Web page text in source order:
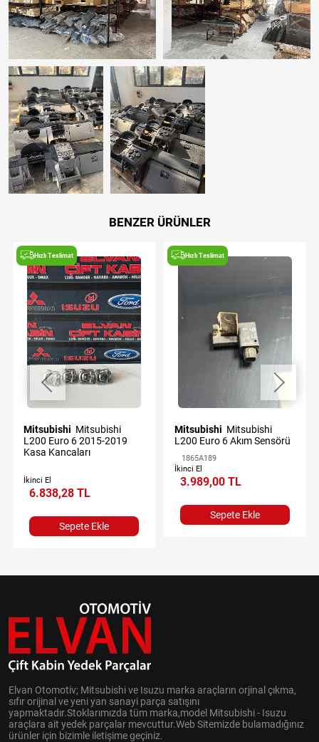
BENZER ÜRÜNLER
Hızlı Teslimat
Mitsubishi
L200 Euro 6 2015-2019
Kasa Kancaları
İkinci El
6.838,28 TL
Sepete Ekle
Hızlı Teslimat
Mitsubishi
L200 Euro 6 Akım Sensörü
1865A189
İkinci El
3.989,00 TL
Sepete Ekle
Elvan Otomotiv; Mitsubishi ve Isuzu marka araçların orjinal çıkma,
sıfır orijinal ve yeni yan sanayi parça satışını
yapmaktadır.Stoklarımızda tüm marka,model Mitsubishi - Isuzu
araçlara ait yedek parçalar mevcuttur.Web Sitemizde bulamadığınız
ürünler için bizimle iletişime geçiniz.